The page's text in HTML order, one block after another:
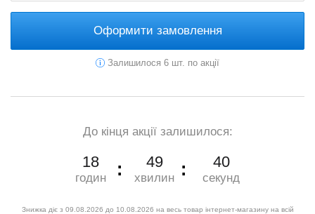
Оформити замовлення
Залишилося 6 шт. по акції
До кінця акції залишилося:
18
годин
49
хвилин
39
секунд
Знижка діє з 09.08.2026 до 10.08.2026 на весь товар інтернет-магазину на всій